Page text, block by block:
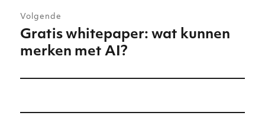
Volgende
Volgend
bericht:
Gratis whitepaper: wat kunnen
merken met AI?